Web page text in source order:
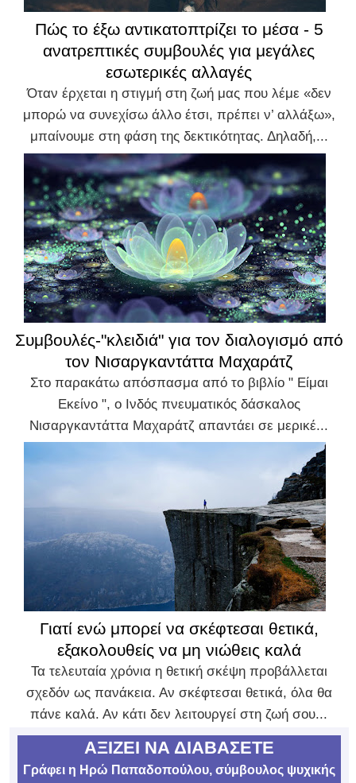
Πώς το έξω αντικατοπτρίζει το μέσα - 5
ανατρεπτικές συμβουλές για μεγάλες
εσωτερικές αλλαγές
Όταν έρχεται η στιγμή στη ζωή μας που λέμε «δεν
μπορώ να συνεχίσω άλλο έτσι, πρέπει ν’ αλλάξω»,
μπαίνουμε στη φάση της δεκτικότητας. Δηλαδή,...
Συμβουλές-"κλειδιά" για τον διαλογισμό από
τον Νισαργκαντάττα Μαχαράτζ
Στο παρακάτω απόσπασμα από το βιβλίο " Είμαι
Εκείνο ", ο Ινδός πνευματικός δάσκαλος
Νισαργκαντάττα Μαχαράτζ απαντάει σε μερικέ...
Γιατί ενώ μπορεί να σκέφτεσαι θετικά,
εξακολουθείς να μη νιώθεις καλά
Τα τελευταία χρόνια η θετική σκέψη προβάλλεται
σχεδόν ως πανάκεια. Αν σκέφτεσαι θετικά, όλα θα
πάνε καλά. Αν κάτι δεν λειτουργεί στη ζωή σου...
ΑΞΙΖΕΙ ΝΑ ΔΙΑΒΑΣΕΤΕ
Γράφει η Ηρώ Παπαδοπούλου, σύμβουλος ψυχικής